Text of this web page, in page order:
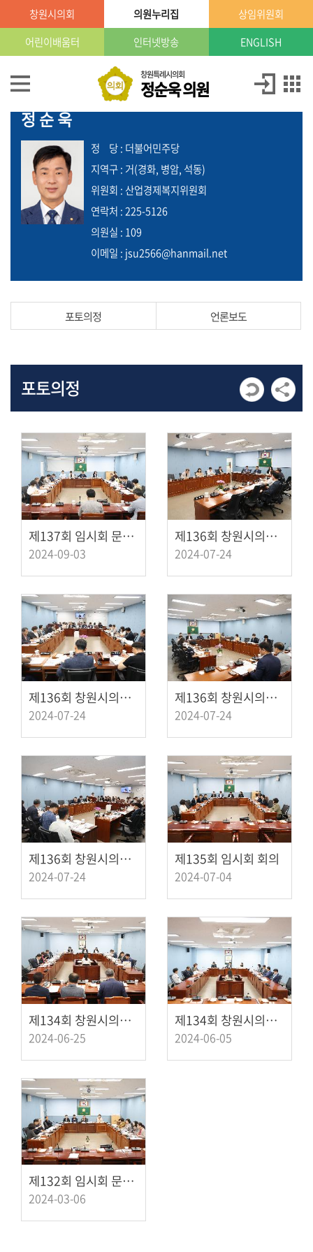
본문으로 바로가기
GNB메뉴 바로가기
창
원
특
례
순
욱
의
원
의
원
소
개
동
발
발
회
의
록
회
의
영
상
자
료
창원특례시의회
정순욱 의원
창원시의회 의원누리집
상임위원회
어린이배움터
인터넷방송 ENGLISH
의원
정순욱
정 당: 더불어민주당
지역구 : 거(경화, 병암, 석동)
위원회 : 산업경제복지위원회
연락처 : 225-5126
의원실 : 109
이메일 : jsu2566@hanmail.net
포토의정 언론보도
포토의정
제137회 임시회 문화환경도시위원회 제1차회의
2024-09-03
제136회 창원시의회 임시회 문화환경도시위원회 회의(4)
2024-07-24
제136회 창원시의회 임시회 문화환경도시위원회 회의(3)
2024-07-24
제136회 창원시의회 임시회 문화환경도시위원회 회의(2)
2024-07-24
제136회 창원시의회 임시회 문화환경도시위원회 회의(1)
2024-07-24
제135회 임시회 회의
2024-07-04
제134회 창원시의회(제1차 정례회) 제2차 예산결산특별위원회
2024-06-25
제134회 창원시의회(제1차 정례회) 제1차 예산결산특별위원회
2024-06-05
제132회 임시회 문화환경도시위원회 제1차 회의
2024-03-06